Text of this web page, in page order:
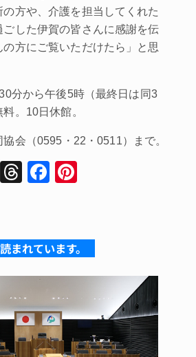
方や、介護を担当してくれた
した伊賀の皆さんに感謝を伝
の方にご覧いただけたら」と思
分から午後5時（最終日は同3
。10日休館。
会（0595・22・0511）まで。
Bl
T
a
d
s
F
e
b
o
o
k
e
st
まれています。